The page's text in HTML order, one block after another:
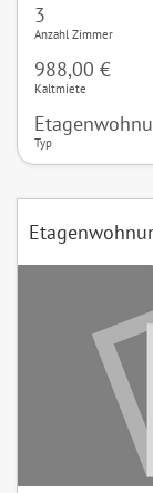
3
Anzahl Zimmer
988,00 €
Kaltmiete
Typ